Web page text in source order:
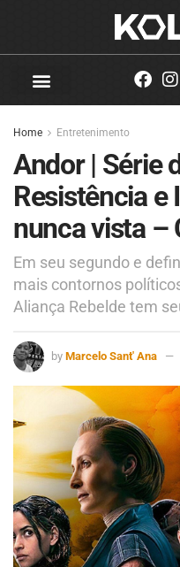
Home Entretenimento
Andor | Série
Resistência e
nunca vista –
Em seu segundo e
mais contornos
Aliança Rebelde tem
by Marcelo Sant' Ana